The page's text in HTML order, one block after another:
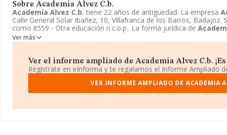
Sobre Academia Alvez C.b.
Academia Alvez C.b. tiene 22 años de antigüedad. La empresa
Calle General Solar Ibañez, 10, Villafranca de los Barros, Badajoz.
como 8559 - Otra educación n.c.o.p.. La forma jurídica de
bienes.
Ver más
Ver el informe ampliado de Academia Alvez C.b.
Regístrate en eInforma y te regalamos el Informe Ampliado
VER INFORME AMPLIADO DE ACADEMIA